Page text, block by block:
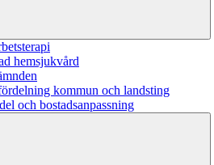
hemsjukvård
kommun och landsting
och bostadsanpassning